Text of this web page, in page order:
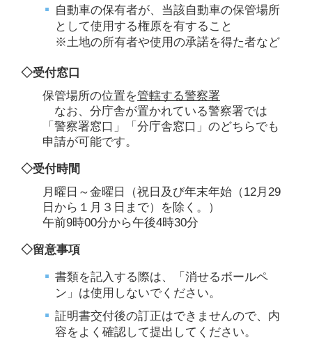
自動車の保有者が、当該自動車の保管場所
として使用する権原を有すること
※土地の所有者や使用の承諾を得た者など
◇受付窓口
保管場所の位置を管轄する警察署
なお、分庁舎が置かれている警察署では
「警察署窓口」「分庁舎窓口」のどちらでも
申請が可能です。
◇受付時間
月曜日～金曜日（祝日及び年末年始（12月29
日から１月３日まで）を除く。）
午前9時00分から午後4時30分
◇留意事項
書類を記入する際は、「消せるボールペ
ン」は使用しないでください。
証明書交付後の訂正はできませんので、内
容をよく確認して提出してください。